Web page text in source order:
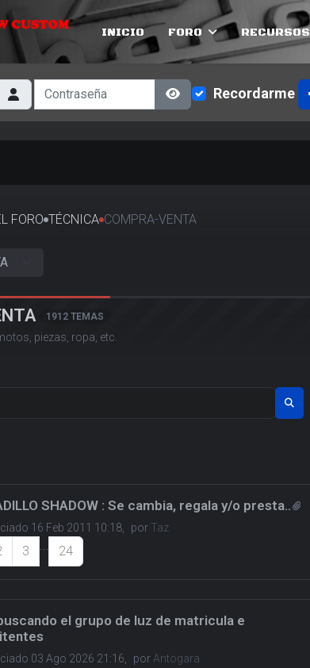
INICIO FORO RECURSOS
Contraseña
Show Password
Recordarme
FORO TÉCNICA COMPRA-VENTA
1912 TEMAS
piezas, ropa, etc.
SHADOW : Se cambia, regala y/o presta..
16 Feb 2011 10:18, por Taz
3 ... 24
el grupo de luz de matricula e
03 Ago 2026 21:16, por Antogara